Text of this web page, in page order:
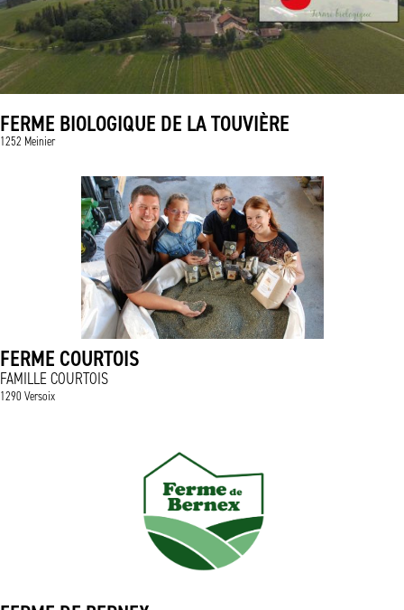
FERME BIOLOGIQUE DE LA TOUVIÈRE
1252 Meinier
FERME COURTOIS
FAMILLE COURTOIS
1290 Versoix